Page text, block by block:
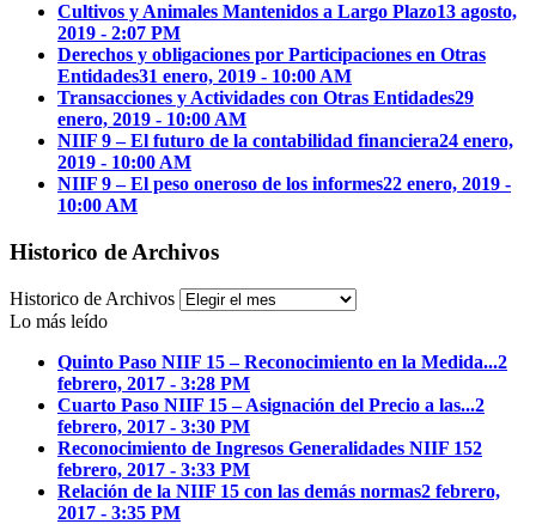
Cultivos y Animales Mantenidos a Largo Plazo13 agosto,
2019 - 2:07 PM
Derechos y obligaciones por Participaciones en Otras
Entidades31 enero, 2019 - 10:00 AM
Transacciones y Actividades con Otras Entidades29
enero, 2019 - 10:00 AM
NIIF 9 – El futuro de la contabilidad financiera24 enero,
2019 - 10:00 AM
NIIF 9 – El peso oneroso de los informes22 enero, 2019 -
10:00 AM
Historico de Archivos
Historico de Archivos
Lo más leído
Quinto Paso NIIF 15 – Reconocimiento en la Medida...2
febrero, 2017 - 3:28 PM
Cuarto Paso NIIF 15 – Asignación del Precio a las...2
febrero, 2017 - 3:30 PM
Reconocimiento de Ingresos Generalidades NIIF 152
febrero, 2017 - 3:33 PM
Relación de la NIIF 15 con las demás normas2 febrero,
2017 - 3:35 PM